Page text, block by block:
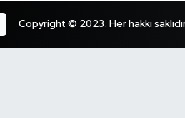
Copyright © 2023. Her hakkı